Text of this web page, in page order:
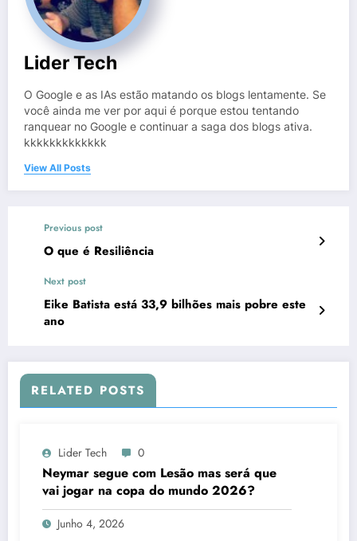
Lider Tech
O Google e as IAs estão matando os blogs lentamente. Se
você ainda me ver por aqui é porque estou tentando
ranquear no Google e continuar a saga dos blogs ativa.
kkkkkkkkkkkkk
View All Posts
Previous post
O que é Resiliência
Next post
Eike Batista está 33,9 bilhões mais pobre este
ano
RELATED POSTS
Lider Tech 0
Neymar segue com Lesão mas será que
vai jogar na copa do mundo 2026?
Junho 4, 2026